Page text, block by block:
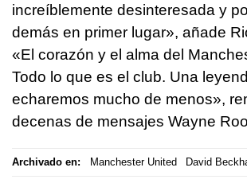
increíblemente desinteresada y
demás en primer lugar», añade
«El corazón y el alma del
Todo lo que es el club. Una
echaremos mucho de menos»,
decenas de mensajes Wayne
Archivado en: Manchester United David